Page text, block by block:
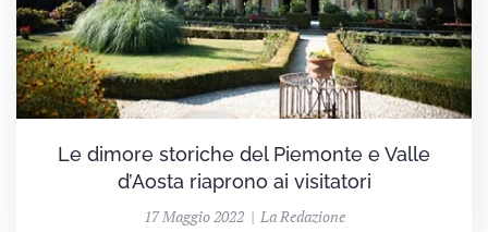
Le dimore storiche del Piemonte e Valle
d’Aosta riaprono ai visitatori
17 Maggio 2022 | La Redazione